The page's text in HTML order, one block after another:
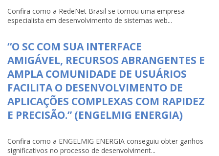
Confira como a RedeNet Brasil se tornou uma empresa
especialista em desenvolvimento de sistemas web...
“O SC COM SUA INTERFACE
AMIGÁVEL, RECURSOS ABRANGENTES E
AMPLA COMUNIDADE DE USUÁRIOS
FACILITA O DESENVOLVIMENTO DE
APLICAÇÕES COMPLEXAS COM RAPIDEZ
E PRECISÃO.” (ENGELMIG ENERGIA)
Confira como a ENGELMIG ENERGIA conseguiu obter ganhos
significativos no processo de desenvolviment...